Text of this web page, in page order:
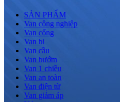
SẢN PHẨM
Van công nghiệp
Van cổng
Van bi
Van cầu
Van bướm
Van 1 chiều
Van an toàn
Van điện từ
Van giảm áp